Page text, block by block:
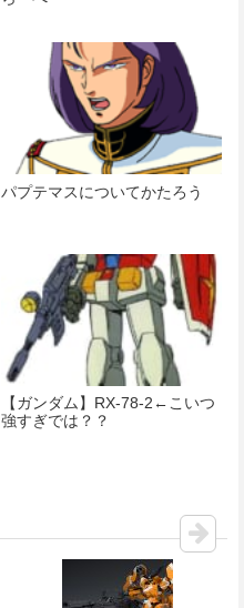
パプテマスについてかたろう
【ガンダム】RX-78-2←こいつ
強すぎでは？？